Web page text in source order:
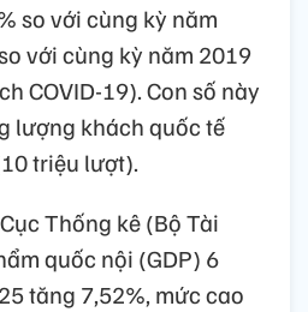
so với cùng kỳ năm
với cùng kỳ năm 2019
COVID-19). Con số này
lượng khách quốc tế
triệu lượt).
Thống kê (Bộ Tài
quốc nội (GDP) 6
tăng 7,52%, mức cao